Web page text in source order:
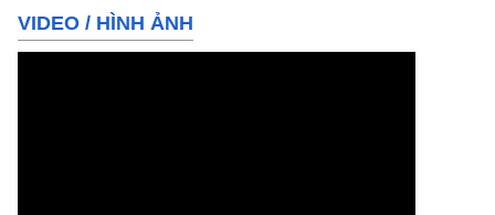
VIDEO / HÌNH ẢNH